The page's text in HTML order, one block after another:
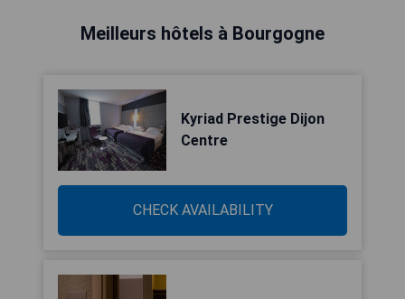
Meilleurs hôtels à Bourgogne
Kyriad Prestige Dijon
Centre
CHECK AVAILABILITY